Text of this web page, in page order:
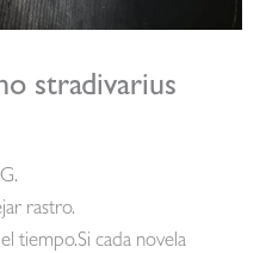
stradivarius
rastro.
tiempo.Si cada novela